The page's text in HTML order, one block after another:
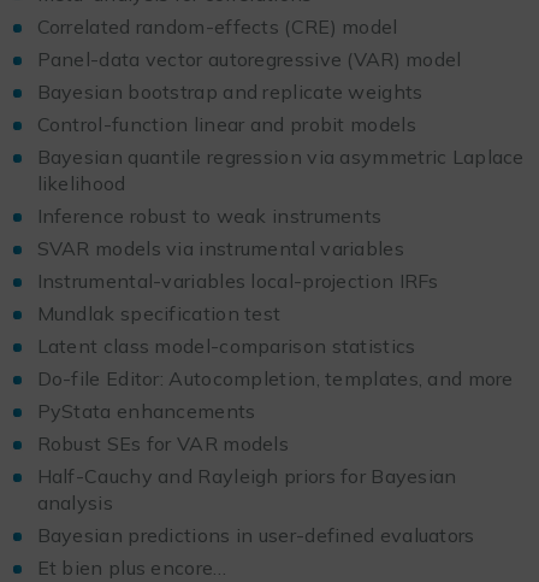
Correlated random-effects (CRE) model
Panel-data vector autoregressive (VAR) model
Bayesian bootstrap and replicate weights
Control-function linear and probit models
Bayesian quantile regression via asymmetric Laplace
likelihood
Inference robust to weak instruments
SVAR models via instrumental variables
Instrumental-variables local-projection IRFs
Mundlak specification test
Latent class model-comparison statistics
Do-file Editor: Autocompletion, templates, and more
PyStata enhancements
Robust SEs for VAR models
Half-Cauchy and Rayleigh priors for Bayesian
analysis
Bayesian predictions in user-defined evaluators
Et bien plus encore…